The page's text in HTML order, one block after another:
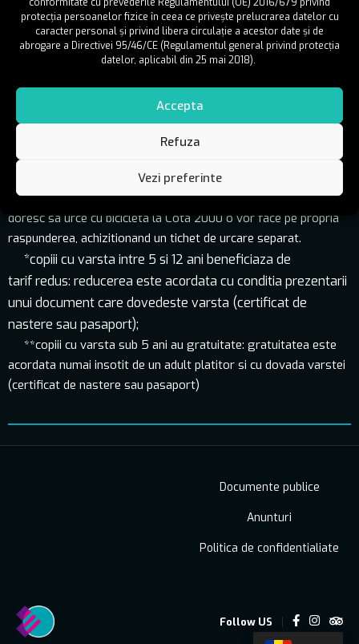
protecția persoanelor fizice în ceea ce privește prelucrarea datelor cu
caracter personal și privind libera circulație a acestor date și de
abrogare a Directivei 95/46/CE (Regulamentul general privind protecția
datelor, aplicabil din 25 mai 2018).
Accepta
Refuza
Vezi preferinte
5 urcari 90 lei 53 lei
10 urcari 169 lei 116 lei
2 zile consecutive Weekend
Urcarea la Cota 2000 nu este inclusa in oferta Bike Resort
Sinaia intrucat la momentul actual nu exista un traseu de
mountain biking amenajat intre Cotele 2000 si 1400. Cei care
doresc sa urce cu bicicleta la Cota 2000 o vor face pe propria
raspunderea, achizitionand un tichet de urcare separat.
*copiii cu varsta intre 5 si 12 ani beneficiaza de
tarif redus: reducerea este acordata cu conditia prezentarii
unui document care dovedeste varsta (certificat de
nastere sau pasaport);
**copiii cu varsta sub 5 ani au gratuitate: gratuitatea este
acordata numai insotit de un adult platitor si cu dovada varstei
(certificat de nastere sau pasaport)
Documente publice
Anunturi
Politica de confidentialiate
Follow US